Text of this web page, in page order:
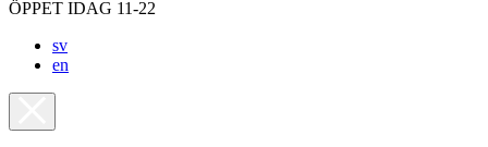
ÖPPET IDAG 11-22
sv
en